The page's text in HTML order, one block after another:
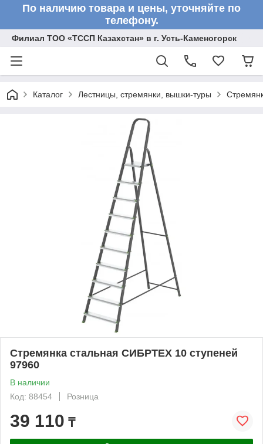
По наличию товара и цены, уточняйте по
телефону.
Филиал ТОО «ТССП Казахстан» в г. Усть-Каменогорск
Каталог Лестницы, стремянки, вышки-туры
Стремянка стальная СИБРТЕХ 10 ступеней
97960
В наличии
Код: 88454
Розница
39 110 ₸